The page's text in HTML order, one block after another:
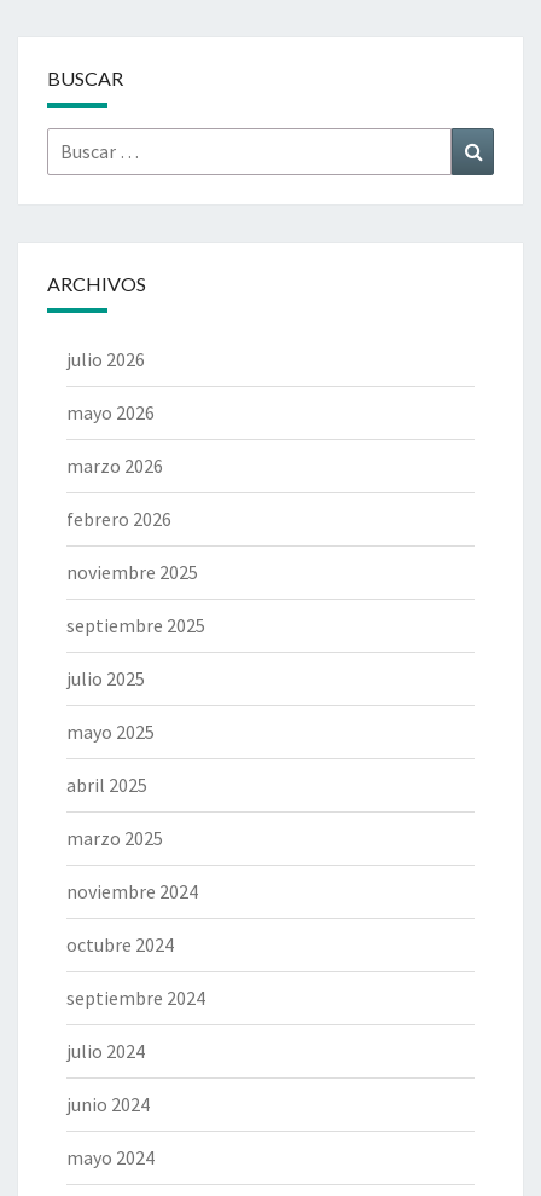
BUSCAR
Buscar
por:
ARCHIVOS
julio 2026
mayo 2026
marzo 2026
febrero 2026
noviembre 2025
septiembre 2025
julio 2025
mayo 2025
abril 2025
marzo 2025
noviembre 2024
octubre 2024
septiembre 2024
julio 2024
junio 2024
mayo 2024